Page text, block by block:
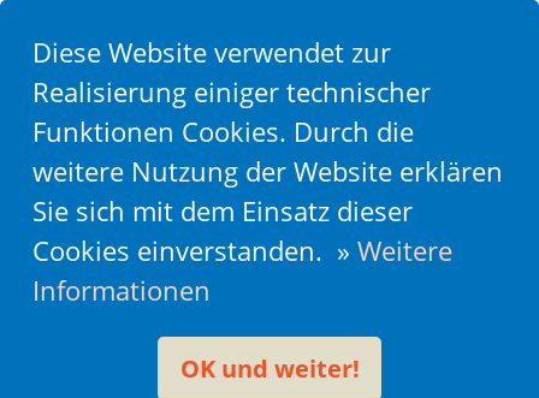
Diese Website verwendet zur
Realisierung einiger technischer
Funktionen Cookies. Durch die
weitere Nutzung der Website erklären
Sie sich mit dem Einsatz dieser
Cookies einverstanden. » Weitere
Informationen
OK und weiter!